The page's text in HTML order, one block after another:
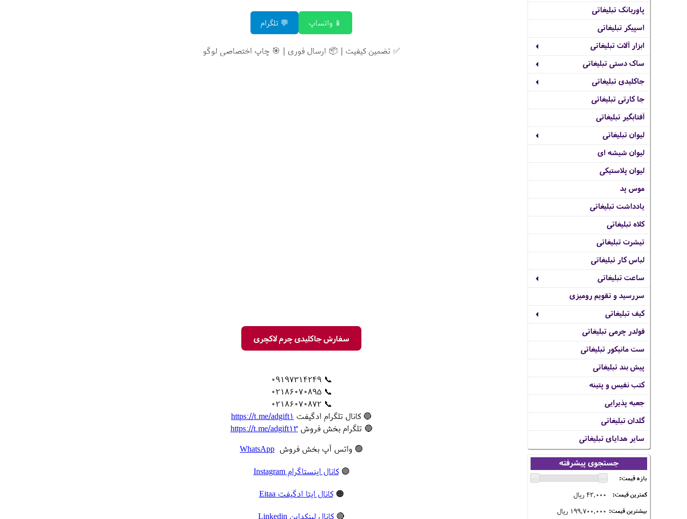
پاوربانک تبلیغاتی
اسپیکر تبلیغاتی
ابزار آلات تبلیغاتی
ساک دستی تبلیغاتی
جاکلیدی تبلیغاتی
جا کارتی تبلیغاتی
آفتابگیر تبلیغاتی
لیوان تبلیغاتی
لیوان شیشه ای
لیوان پلاستیکی
موس پد
یادداشت تبلیغاتی
کلاه تبلیغاتی
تیشرت تبلیغاتی
لباس کار تبلیغاتی
ساعت تبلیغاتی
سررسید و تقویم رومیزی
کیف تبلیغاتی
فولدر چرمی تبلیغاتی
ست مانیکور تبلیغاتی
پیش بند تبلیغاتی
کتب نفیس و پتینه
جعبه پذیرایی
گلدان تبلیغاتی
سایر هدایای تبلیغاتی
جستجوی پیشرفته
بازه قیمت:
کمترین قیمت:
42,000 ریال
بیشترین قیمت: 199,700,000 ریال
📱 واتساپ 💬 تلگرام
✅ تضمین کیفیت | 📦 ارسال فوری | 🎯 چاپ اختصاصی لوگو
سفارش جاکلیدی چرم لاکچری
📞 09197314249
📞 02186070895
📞 02186070872
🔵 کانال تلگرام ادگیفت https://t.me/adgift1
🔵 تلگرام بخش فروشhttps://t.me/adgift13
🟢 واتس آپ بخش فروش WhatsApp
🟣کانال اینستاگرام Instagram
🟠کانال ایتا ادگیفت Eitaa
🔴 کانال لینکداین Linkedin